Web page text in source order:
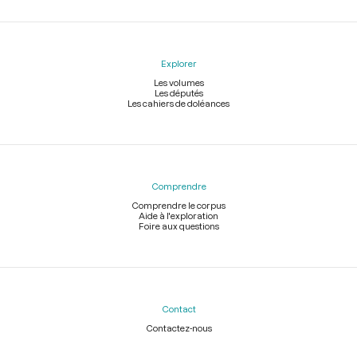
Explorer
Les volumes
Les députés
Les cahiers de doléances
Comprendre
Comprendre le corpus
Aide à l'exploration
Foire aux questions
Contact
Contactez-nous